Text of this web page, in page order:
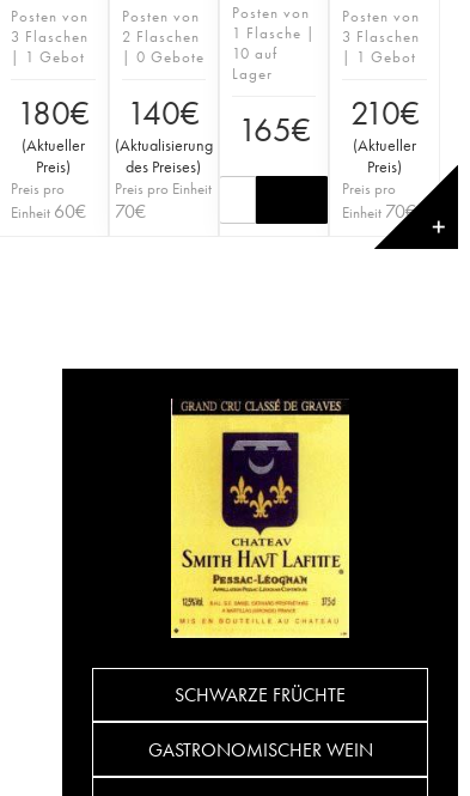
Posten von
3 Flaschen
| 1 Gebot
180€
(Aktueller
Preis)
Preis pro
Einheit 60€
Posten von
2 Flaschen
| 0 Gebote
140€
(Aktualisierung
des Preises)
Preis pro Einheit
70€
Posten von
1 Flasche |
10 auf
Lager
165€
Posten von
3 Flaschen
| 1 Gebot
210€
(Aktueller
Preis)
Preis pro
Einheit 70€
✕
SCHWARZE FRÜCHTE
GASTRONOMISCHER WEIN